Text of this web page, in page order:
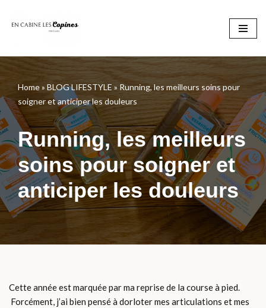
contenu
Home» BLOG LIFESTYLE » Running, les meilleurs soins pour
soigner et anticiper les douleurs
Running, les meilleurs
soins pour soigner et
anticiper les douleurs
Cette année est marquée par ma reprise de la course à pied.
Forcément, j’ai bien pensé à dorloter mes articulations et mes